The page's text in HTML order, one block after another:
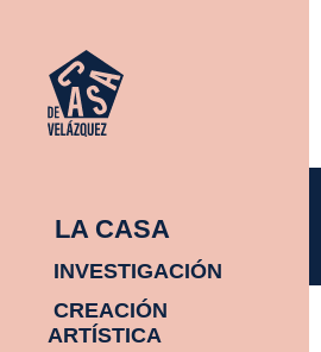
LA CASA
INVESTIGACIÓN
CREACIÓN
ARTÍSTICA